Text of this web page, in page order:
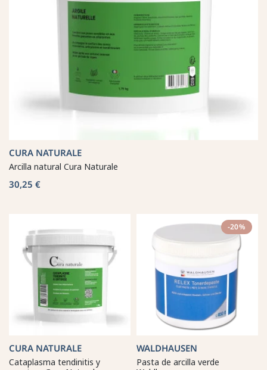
CURA NATURALE
Arcilla natural Cura Naturale
30,25 €
CURA NATURALE
Cataplasma tendinitis y
-20%
WALDHAUSEN
Pasta de arcilla verde